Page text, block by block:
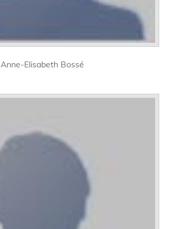
Anne-Elisabeth Bossé